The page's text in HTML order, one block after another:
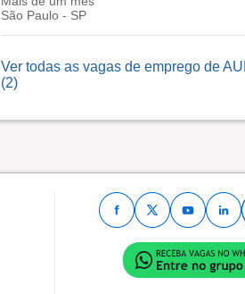
São Paulo - SP
Ver todas as vagas de emprego de
(2)